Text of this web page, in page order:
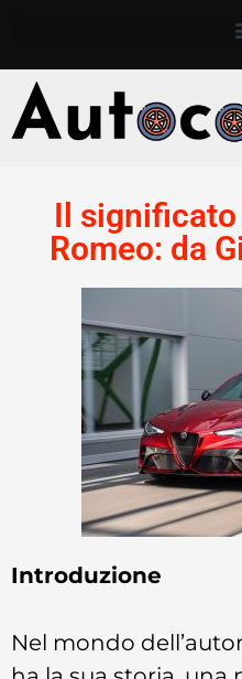
Il
Romeo: da
Introduzione
Nel mondo